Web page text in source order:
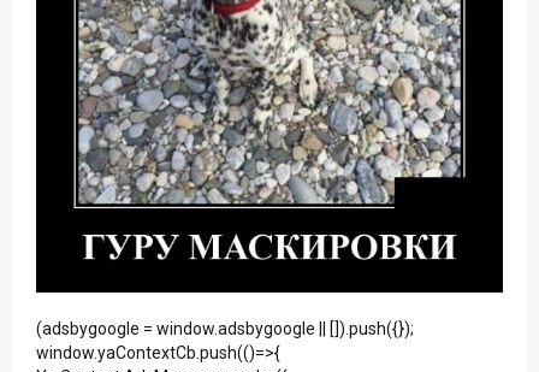
(adsbygoogle = window.adsbygoogle || []).push({});
window.yaContextCb.push(()=>{